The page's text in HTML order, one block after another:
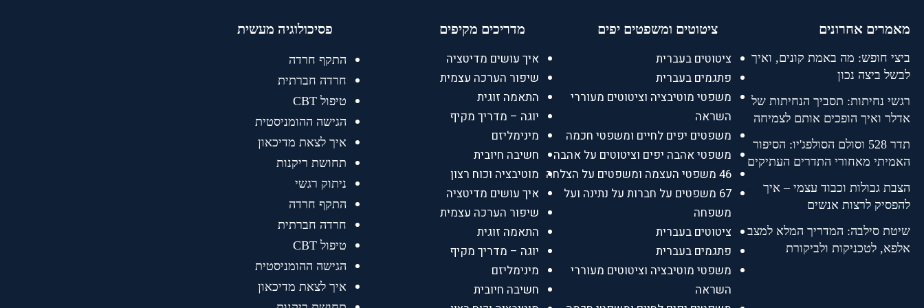
מאמרים אחרונים
ביצי חופש: מה באמת קונים, ואיך
לבשל ביצה נכון
רגשי נחיתות: תסביך הנחיתות של
אדלר ואיך הופכים אותם לצמיחה
תדר 528 וסולם הסולפג'יו: הסיפור
האמיתי מאחורי התדרים העתיקים
הצבת גבולות וכבוד עצמי – איך
להפסיק לרצות אנשים
שיטת סילבה: המדריך המלא למצב
אלפא, לטכניקות ולביקורת
ציטוטים ומשפטים יפים
ציטוטים בעברית
פתגמים בעברית
משפטי מוטיבציה וציטוטים מעוררי
השראה
משפטים יפים לחיים ומשפטי חכמה
משפטי אהבה יפים וציטוטים על אהבה
46 משפטי העצמה ומשפטים על הצלחה
67 משפטים על חברות על נתינה ועל
משפחה
ציטוטים בעברית
פתגמים בעברית
משפטי מוטיבציה וציטוטים מעוררי
השראה
מדריכים מקיפים
איך עושים מדיטציה
שיפור הערכה עצמית
התאמה זוגית
יוגה – מדריך מקיף
מינימליזם
חשיבה חיובית
מוטיבציה וכוח רצון
איך עושים מדיטציה
שיפור הערכה עצמית
התאמה זוגית
יוגה – מדריך מקיף
מינימליזם
חשיבה חיובית
פסיכולוגיה מעשית
התקף חרדה
חרדה חברתית
טיפול CBT
הגישה ההומניסטית
איך לצאת מדיכאון
תחושת ריקנות
ניתוק רגשי
התקף חרדה
חרדה חברתית
טיפול CBT
הגישה ההומניסטית
איך לצאת מדיכאון